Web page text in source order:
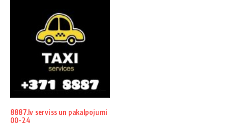
8887.lv serviss un pakalpojumi
00-24